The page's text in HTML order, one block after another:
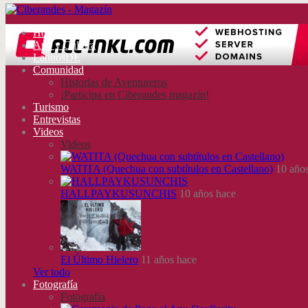
Home
Arte y Cultura
LatinosDE
Comunidad
Historias de Aventureros
¡Participa en Ciberandes magazín!
Turismo
Entrevistas
Videos
Videos
WATITA (Quechua con subtítulos en Castellano) 10
HALLPAYKUSUNCHIS 10 años hace
El Último Hielero 11 años hace
Ver todo
Fotografía
Fotografía